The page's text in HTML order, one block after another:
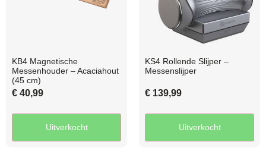
KB4 Magnetische
Messenhouder – Acaciahout
(45 cm)
€ 40,99
Uitverkocht
KS4 Rollende Slijper –
Messenslijper
€ 139,99
Uitverkocht